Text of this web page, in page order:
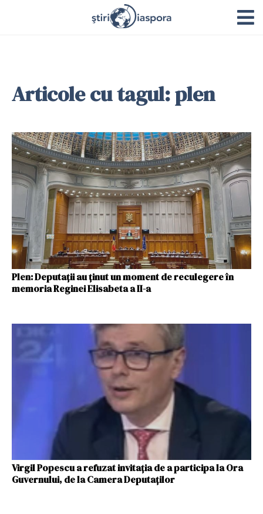
Articole cu tagul: plen
Plen: Deputaţii au ținut un moment de reculegere în
memoria Reginei Elisabeta a II-a
Virgil Popescu a refuzat invitația de a participa la Ora
Guvernului, de la Camera Deputaților